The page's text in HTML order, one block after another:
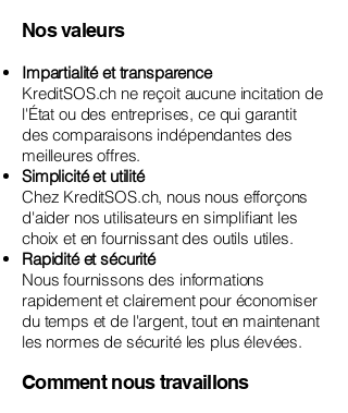
Nos valeurs
Impartialité et transparence
KreditSOS.ch ne reçoit aucune incitation de
l'État ou des entreprises, ce qui garantit
des comparaisons indépendantes des
meilleures offres.
Simplicité et utilité
Chez KreditSOS.ch, nous nous efforçons
d'aider nos utilisateurs en simplifiant les
choix et en fournissant des outils utiles.
Rapidité et sécurité
Nous fournissons des informations
rapidement et clairement pour économiser
du temps et de l'argent, tout en maintenant
les normes de sécurité les plus élevées.
Comment nous travaillons